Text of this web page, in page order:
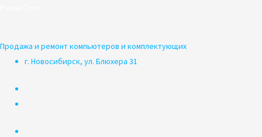
Продажа и ремонт компьютеров и комплектующих
г. Новосибирск, ул. Блюхера 31